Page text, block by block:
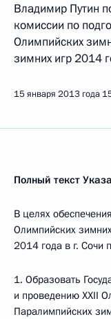
Владимир Путин
комиссии по
Олимпийских
зимних игр 2014
15 января 2013 года
Полный текст
В целях
Олимпийских
2014 года в г. Сочи
1. Образовать
и проведению XXII
Паралимпийских